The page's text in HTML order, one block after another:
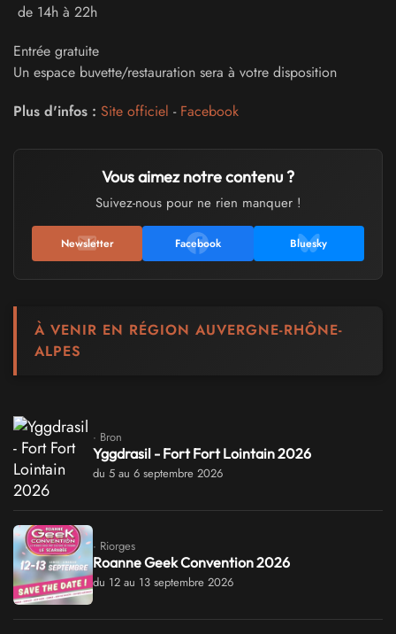
de 14h à 22h
Entrée gratuite
Un espace buvette/restauration sera à votre disposition
Plus d'infos : Site officiel - Facebook
Vous aimez notre contenu ?
Suivez-nous pour ne rien manquer !
Newsletter Facebook Bluesky
À VENIR EN RÉGION AUVERGNE-RHÔNE-
ALPES
· Bron
Yggdrasil - Fort Fort Lointain 2026
du 5 au 6 septembre 2026
· Riorges
Roanne Geek Convention 2026
du 12 au 13 septembre 2026